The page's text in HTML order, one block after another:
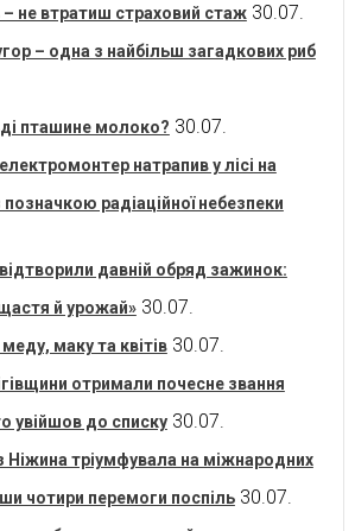
не втратиш страховий стаж 30.07.
– одна з найбільш загадкових риб
пташине молоко? 30.07.
натрапив у лісі на
позначкою радіаційної небезпеки
давній обряд зажинок:
й урожай» 30.07.
маку та квітів 30.07.
отримали почесне звання
увійшов до списку 30.07.
Ніжина тріумфувала на міжнародних
чотири перемоги поспіль 30.07.